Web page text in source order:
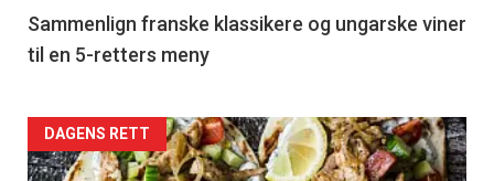
5
Sammenlign franske klassikere og ungarske viner
til en 5-retters meny
Forsiden
DAGENS RETT